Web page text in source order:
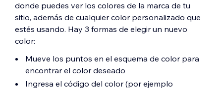
donde puedes ver los colores de la marca de tu
sitio, además de cualquier color personalizado que
estés usando. Hay 3 formas de elegir un nuevo
color:
Mueve los puntos en el esquema de color para
encontrar el color deseado
Ingresa el código del color (por ejemplo